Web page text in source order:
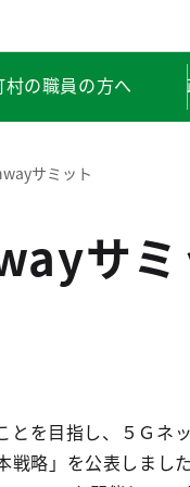
村の職員の方へ
サミット
サミ
を目指し、５Ｇネ
略」を公表しまし